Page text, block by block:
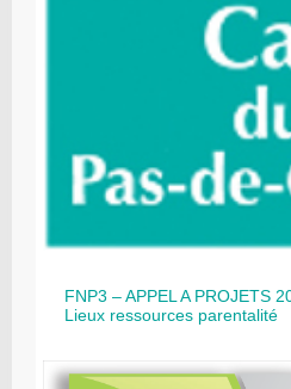
FNP3 – APPEL A PROJETS
Lieux ressources parentalité